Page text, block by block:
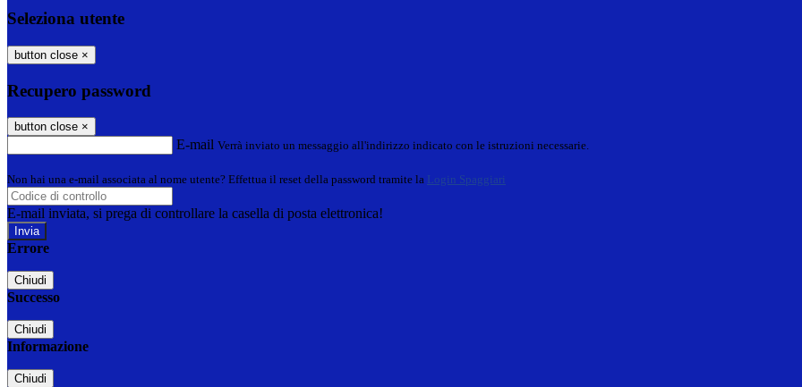
Seleziona utente
button close ×
Recupero password
button close ×
E-mail Verrà inviato un messaggio all'indirizzo indicato con le istruzioni necessarie.
Non hai una e-mail associata al nome utente? Effettua il reset della password tramite la Login Spaggiari
E-mail inviata, si prega di controllare la casella di posta elettronica!
Errore
Chiudi
Successo
Chiudi
Informazione
Chiudi